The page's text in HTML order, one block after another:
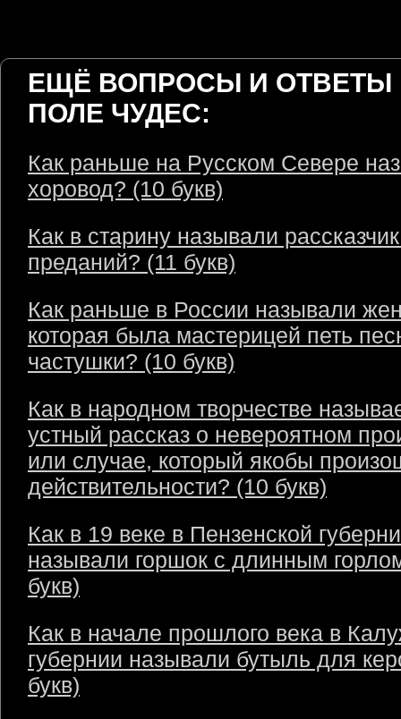
ЕЩЁ ВОПРОСЫ И ОТВЕТЫ
ПОЛЕ ЧУДЕС:
Как раньше на Русском Севере
хоровод? (10 букв)
Как в старину называли
преданий? (11 букв)
Как раньше в России называли
которая была мастерицей петь
частушки? (10 букв)
Как в народном творчестве
устный рассказ о невероятном
или случае, который якобы
действительности? (10 букв)
Как в 19 веке в Пензенской
называли горшок с длинным
букв)
Как в начале прошлого века в
губернии называли бутыль для
букв)